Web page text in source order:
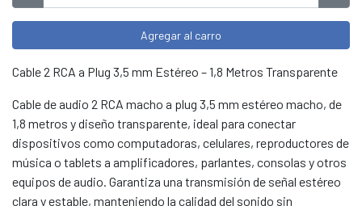
Agregar al carro
Cable 2 RCA a Plug 3,5 mm Estéreo – 1,8 Metros Transparente
Cable de audio 2 RCA macho a plug 3,5 mm estéreo macho, de
1,8 metros y diseño transparente, ideal para conectar
dispositivos como computadoras, celulares, reproductores de
música o tablets a amplificadores, parlantes, consolas y otros
equipos de audio. Garantiza una transmisión de señal estéreo
clara y estable, manteniendo la calidad del sonido sin